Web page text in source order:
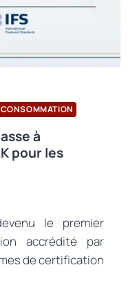
à
pour les
le premier
accrédité par
de certification